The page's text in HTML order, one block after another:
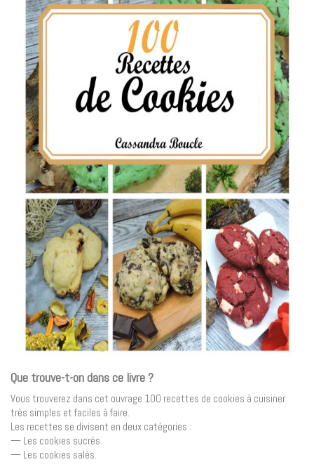
Que trouve-t-on dans ce livre ?
Vous trouverez dans cet ouvrage 100 recettes de cookies à cuisiner
très simples et faciles à faire.
Les recettes se divisent en deux catégories :
— Les cookies sucrés.
— Les cookies salés.